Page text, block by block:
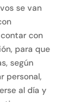
se van
con
para que
según
personal,
al día y